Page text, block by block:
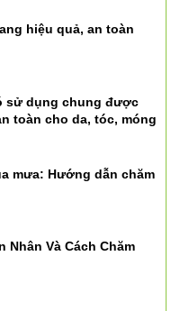
hiệu quả, an toàn
sử dụng chung được
toàn cho da, tóc, móng
mưa: Hướng dẫn chăm
Nhân Và Cách Chăm